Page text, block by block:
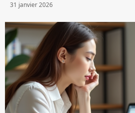
31 janvier 2026